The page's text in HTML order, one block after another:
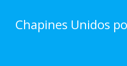
Chapines Unidos